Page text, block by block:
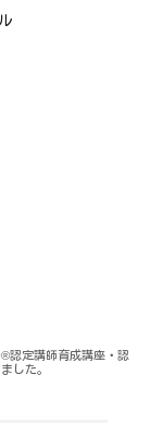
認定講師育成講座・認
した。